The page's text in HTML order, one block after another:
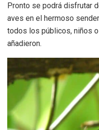
Pronto se podrá disfrutar
aves en el hermoso
todos los públicos, niños
añadieron.